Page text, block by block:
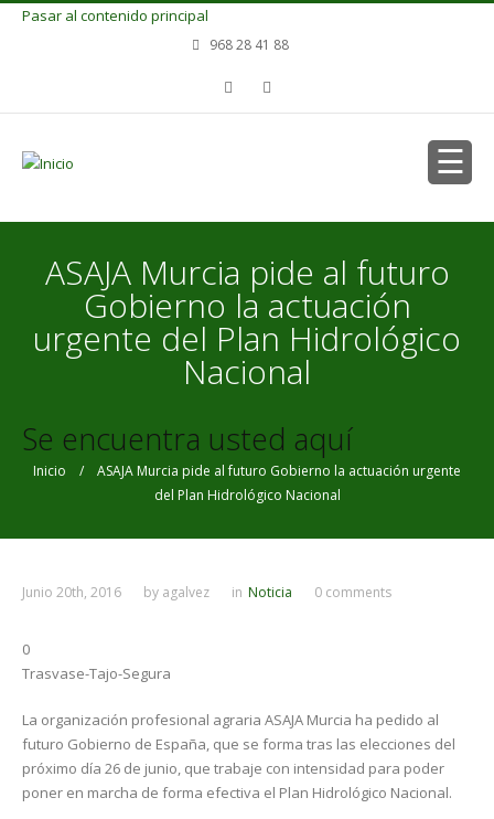
Pasar al contenido principal
968 28 41 88
ASAJA Murcia pide al futuro
Gobierno la actuación
urgente del Plan Hidrológico
Nacional
Se encuentra usted aquí
Inicio / ASAJA Murcia pide al futuro Gobierno la actuación urgente
del Plan Hidrológico Nacional
Junio 20th, 2016 by agalvez in Noticia 0 comments
0
Trasvase-Tajo-Segura
La organización profesional agraria ASAJA Murcia ha pedido al
futuro Gobierno de España, que se forma tras las elecciones del
próximo día 26 de junio, que trabaje con intensidad para poder
poner en marcha de forma efectiva el Plan Hidrológico Nacional.